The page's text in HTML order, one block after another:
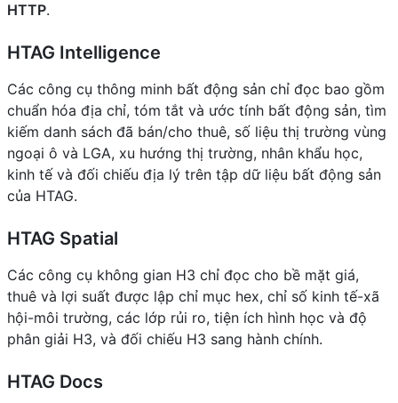
HTTP.
HTAG Intelligence
Các công cụ thông minh bất động sản chỉ đọc bao gồm
chuẩn hóa địa chỉ, tóm tắt và ước tính bất động sản, tìm
kiếm danh sách đã bán/cho thuê, số liệu thị trường vùng
ngoại ô và LGA, xu hướng thị trường, nhân khẩu học,
kinh tế và đối chiếu địa lý trên tập dữ liệu bất động sản
của HTAG.
HTAG Spatial
Các công cụ không gian H3 chỉ đọc cho bề mặt giá,
thuê và lợi suất được lập chỉ mục hex, chỉ số kinh tế-xã
hội-môi trường, các lớp rủi ro, tiện ích hình học và độ
phân giải H3, và đối chiếu H3 sang hành chính.
HTAG Docs